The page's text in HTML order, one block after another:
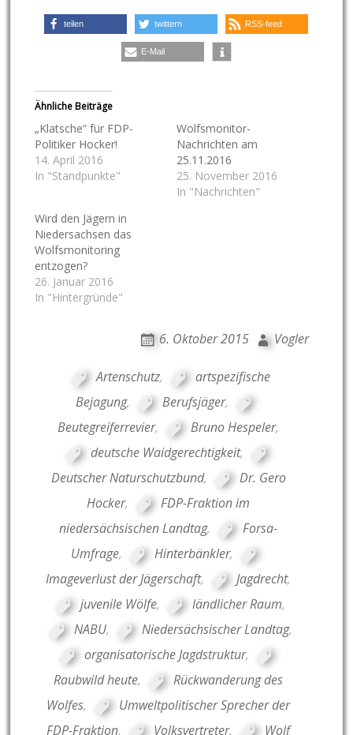
teilen twittern RSS-feed
E-Mail
Ähnliche Beiträge
„Klatsche“ für FDP-
Politiker Hocker!
14. April 2016
In "Standpunkte"
Wolfsmonitor-
Nachrichten am
25.11.2016
25. November 2016
In "Nachrichten"
Wird den Jägern in
Niedersachsen das
Wolfsmonitoring
entzogen?
26. Januar 2016
In "Hintergründe"
6. Oktober 2015 Vogler
Artenschutz,
artspezifische
Bejagung, Berufsjäger,
Beutegreiferrevier, Bruno Hespeler,
deutsche Waidgerechtigkeit,
Deutscher Naturschutzbund,
Dr. Gero
Hocker,
FDP-Fraktion im
niedersächsischen Landtag,
Forsa-
Umfrage, Hinterbänkler,
Imageverlust der Jägerschaft, Jagdrecht,
juvenile Wölfe, ländlicher Raum,
NABU, Niedersächsischer Landtag,
organisatorische Jagdstruktur,
Raubwild heute,
Rückwanderung des
Wolfes,
Umweltpolitischer Sprecher der
FDP-Fraktion, Volksvertreter, Wolf